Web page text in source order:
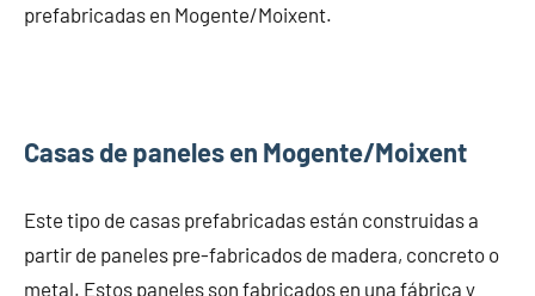
prefabricadas en Mogente/Moixent.
Casas de paneles en Mogente/Moixent
Este tipo de casas prefabricadas están construidas a
partir de paneles pre-fabricados de madera, concreto o
metal. Estos paneles son fabricados en una fábrica y